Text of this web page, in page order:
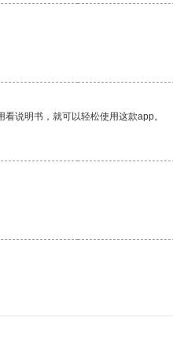
说明书，就可以轻松使用这款app。